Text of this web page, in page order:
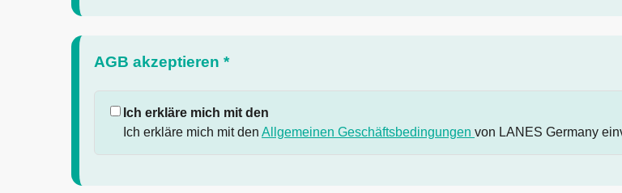
AGB akzeptieren *
Ich erkläre mich mit den
Ich erkläre mich mit den Allgemeinen Geschäftsbedingungen von LANES Germany